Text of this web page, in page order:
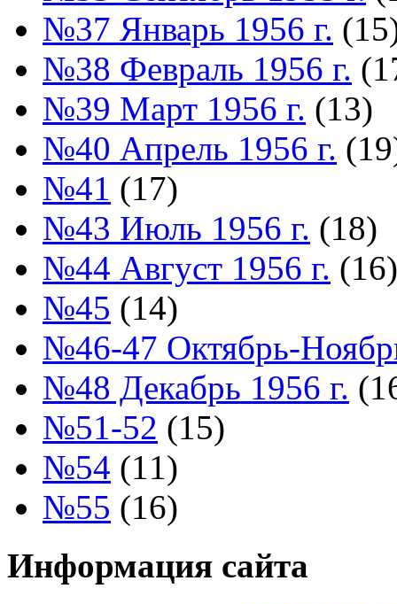
№37 Январь 1956 г.
№38 Февраль 1956 г.
№39 Март 1956 г. (13)
№40 Апрель 1956 г.
№41 (17)
№43 Июль 1956 г. (18)
№44 Август 1956 г. (16)
№45 (14)
№46-47 Октябрь-
№48 Декабрь 1956 г.
№51-52 (15)
№54 (11)
№55 (16)
Информация сайта